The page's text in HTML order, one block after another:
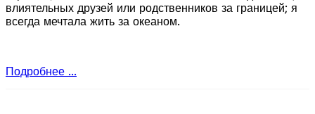
влиятельных друзей или родственников за границей; я
всегда мечтала жить за океаном.
Подробнее ...